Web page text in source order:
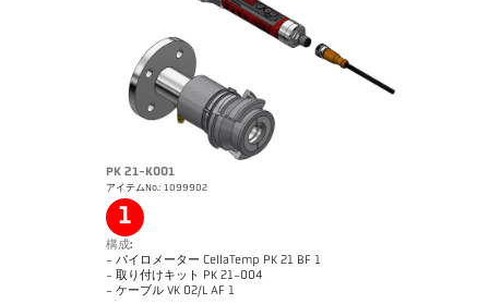
PK 21-K001
アイテムNo.: 1099902
1
構成:
- パイロメーター CellaTemp PK 21 BF 1
- 取り付けキット PK 21-004
- ケーブル VK 02/L AF 1
カタログ CellaTemp PK PKF PKL